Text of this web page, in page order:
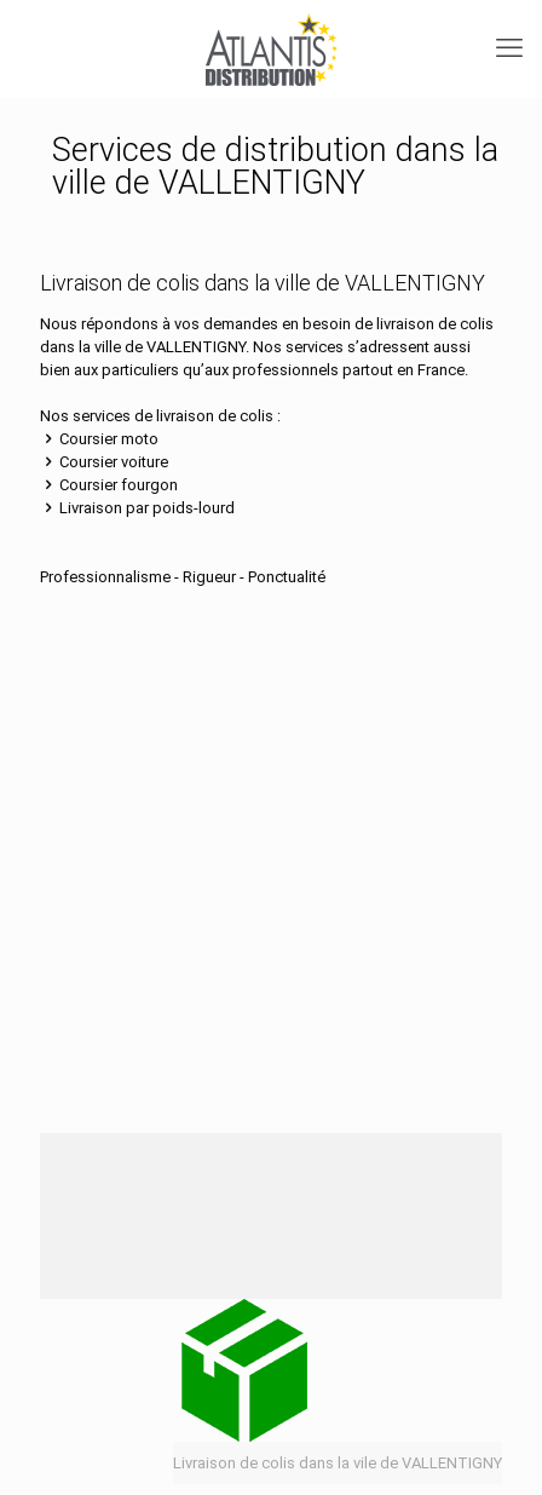
Services de distribution dans la
ville de VALLENTIGNY
Livraison de colis dans la ville de VALLENTIGNY
Nous répondons à vos demandes en besoin de livraison de colis
dans la ville de VALLENTIGNY. Nos services s’adressent aussi
bien aux particuliers qu’aux professionnels partout en France.
Nos services de livraison de colis :
Coursier moto
Coursier voiture
Coursier fourgon
Livraison par poids-lourd
Professionnalisme - Rigueur - Ponctualité
Livraison de colis dans la vile de VALLENTIGNY